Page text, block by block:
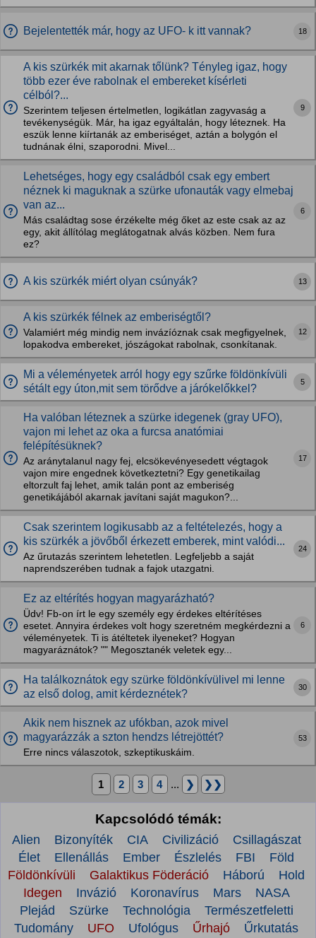
Bejelentették már, hogy az UFO- k itt vannak? 18
A kis szürkék mit akarnak tőlünk? Tényleg igaz, hogy
több ezer éve rabolnak el embereket kísérleti
célból?...
Szerintem teljesen értelmetlen, logikátlan zagyvaság a
tevékenységük. Már, ha igaz egyáltalán, hogy léteznek. Ha
eszük lenne kiírtanák az emberiséget, aztán a bolygón el
tudnának élni, szaporodni. Mivel...
9
Lehetséges, hogy egy családból csak egy embert
néznek ki maguknak a szürke ufonauták vagy elmebaj
van az...
Más családtag sose érzékelte még őket az este csak az az
egy, akit állítólag meglátogatnak alvás közben. Nem fura
ez?
6
A kis szürkék miért olyan csúnyák? 13
A kis szürkék félnek az emberiségtől?
Valamiért még mindig nem invázíóznak csak megfigyelnek,
lopakodva embereket, jószágokat rabolnak, csonkítanak.
12
Mi a véleményetek arról hogy egy szűrke földönkívüli
sétált egy úton,mit sem törődve a járókelőkkel?
5
Ha valóban léteznek a szürke idegenek (gray UFO),
vajon mi lehet az oka a furcsa anatómiai
felépítésüknek?
Az aránytalanul nagy fej, elcsökevényesedett végtagok
vajon mire engednek következtetni? Egy genetikailag
eltorzult faj lehet, amik talán pont az emberiség
genetikájából akarnak javítani saját magukon?...
17
Csak szerintem logikusabb az a feltételezés, hogy a
kis szürkék a jövőből érkezett emberek, mint valódi...
Az űrutazás szerintem lehetetlen. Legfeljebb a saját
naprendszerében tudnak a fajok utazgatni.
24
Ez az eltérítés hogyan magyarázható?
Üdv! Fb-on írt le egy személy egy érdekes eltérítéses
esetet. Annyira érdekes volt hogy szeretném megkérdezni a
véleményetek. Ti is átéltetek ilyeneket? Hogyan
magyaráznátok? "" Megosztanék veletek egy...
6
Ha találkoznátok egy szürke földönkívülivel mi lenne
az első dolog, amit kérdeznétek?
30
Akik nem hisznek az ufókban, azok mivel
magyarázzák a szton hendzs létrejöttét?
Erre nincs válaszotok, szkeptikuskáim.
53
1 2 3 4 ... ❯ ❯❯
Kapcsolódó témák:
Alien Bizonyíték CIA Civilizáció
Csillagászat
Élet
Ellenállás Ember Észlelés FBI
Föld
Földönkívüli
Galaktikus Föderáció Háború
Hold
Idegen
Invázió Koronavírus Mars
NASA
Plejád
Szürke Technológia
Természetfeletti
Tudomány
UFO Ufológus Űrhajó Űrkutatás